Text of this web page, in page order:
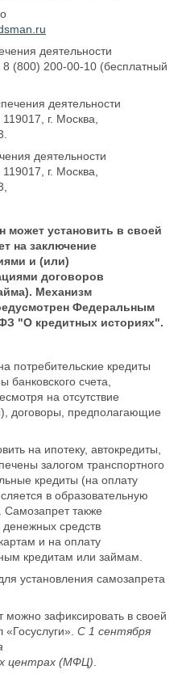
деятельности
(800) 200-00-10 (бесплатный
деятельности
г. Москва,
деятельности
г. Москва,
может установить в своей
на заключение
и (или)
договоров
Механизм
Федеральным
"О кредитных историях".
потребительские кредиты
счета,
на отсутствие
договоры, предполагающие
на ипотеку, автокредиты,
залогом транспортного
кредиты (на оплату
в образовательную
Самозапрет также
денежных средств
и на оплату
кредитам или займам.
установления самозапрета
зафиксировать в своей
С 1 сентября
центрах (МФЦ)